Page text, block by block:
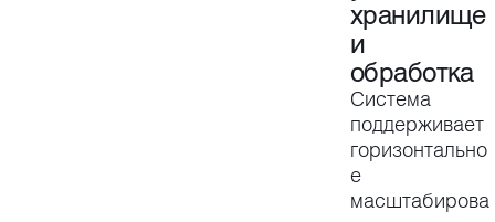
хранилище
и
обработка
Система
поддерживает
горизонтально
е
масштабирова